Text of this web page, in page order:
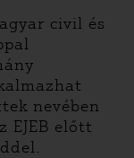
civil és
nevében
EJEB előtt